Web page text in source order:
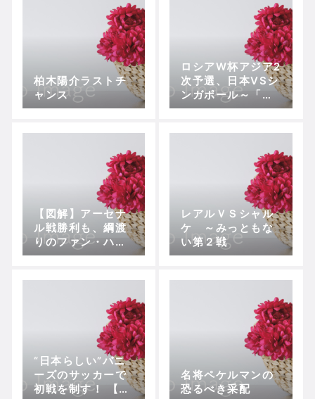
ど日本と共通の課
柏木陽介ラストチ
ャンス
ロシアW杯アジア2
次予選、日本VSシ
ンガポール～「ハ
リルフィーバー」
【図解】アーセナ
ル戦勝利も、綱渡
りのファン・ハー
ル
レアルＶＳシャル
ケ ～みっともな
い第２戦
“日本らしい”バニ
ーズのサッカーで
初戦を制す！ 【プ
名将ペケルマンの
恐るべき采配